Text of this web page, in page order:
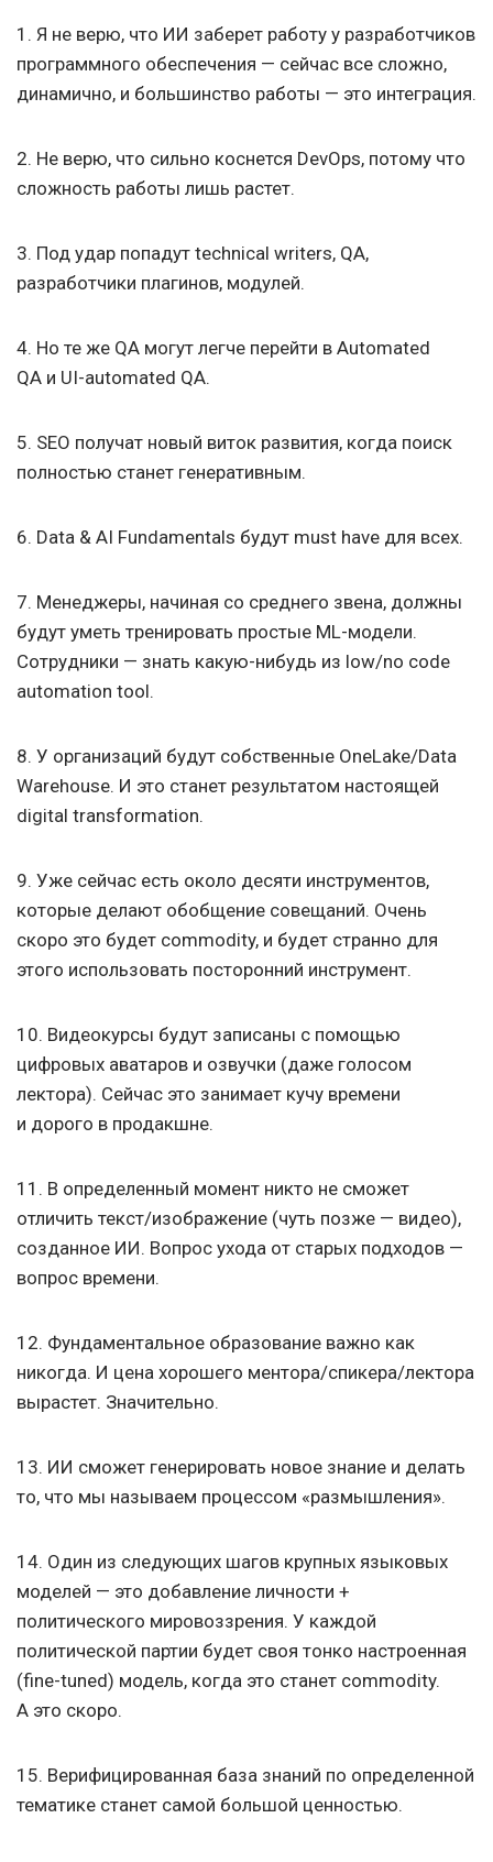
1. Я не верю, что ИИ заберет работу у разработчиков
программного обеспечения — сейчас все сложно,
динамично, и большинство работы — это интеграция.
2. Не верю, что сильно коснется DevOps, потому что
сложность работы лишь растет.
3. Под удар попадут technical writers, QA,
разработчики плагинов, модулей.
4. Но те же QA могут легче перейти в Automated
QA и UI-automated QA.
5. SEO получат новый виток развития, когда поиск
полностью станет генеративным.
6. Data & AI Fundamentals будут must have для всех.
7. Менеджеры, начиная со среднего звена, должны
будут уметь тренировать простые ML-модели.
Сотрудники — знать какую-нибудь из low/no code
automation tool.
8. У организаций будут собственные OneLake/Data
Warehouse. И это станет результатом настоящей
digital transformation.
9. Уже сейчас есть около десяти инструментов,
которые делают обобщение совещаний. Очень
скоро это будет commodity, и будет странно для
этого использовать посторонний инструмент.
10. Видеокурсы будут записаны с помощью
цифровых аватаров и озвучки (даже голосом
лектора). Сейчас это занимает кучу времени
и дорого в продакшне.
11. В определенный момент никто не сможет
отличить текст/изображение (чуть позже — видео),
созданное ИИ. Вопрос ухода от старых подходов —
вопрос времени.
12. Фундаментальное образование важно как
никогда. И цена хорошего ментора/спикера/лектора
вырастет. Значительно.
13. ИИ сможет генерировать новое знание и делать
то, что мы называем процессом «размышления».
14. Один из следующих шагов крупных языковых
моделей — это добавление личности +
политического мировоззрения. У каждой
политической партии будет своя тонко настроенная
(fine-tuned) модель, когда это станет commodity.
А это скоро.
15. Верифицированная база знаний по определенной
тематике станет самой большой ценностью.